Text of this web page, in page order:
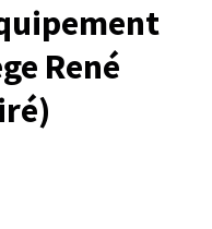
René